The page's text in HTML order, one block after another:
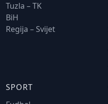
Tuzla – TK
BiH
Regija – Svijet
SPORT